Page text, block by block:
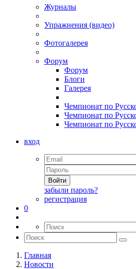
Журналы
Упражнения (видео)
Фотогалерея
Форум
Форум
Блоги
Галерея
Чемпионат по
Чемпионат по
Чемпионат по
вход
Войти
забыли пароль?
регистрация
0
Главная
Новости